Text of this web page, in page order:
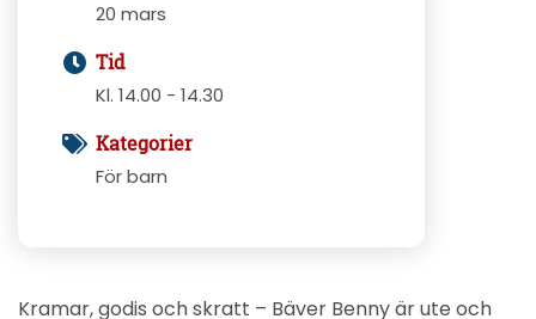
20 mars
Tid
Kl. 14.00 - 14.30
Kategorier
För barn
Kramar, godis och skratt – Bäver Benny är ute och